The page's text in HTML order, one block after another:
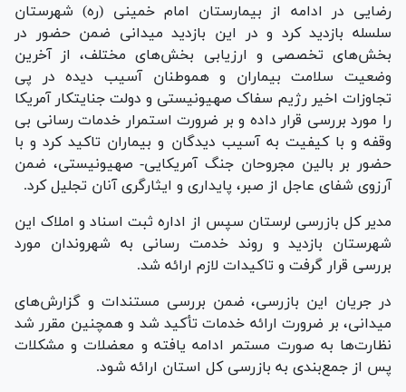
رضایی در ادامه از بیمارستان امام خمینی (ره) شهرستان
سلسله بازدید کرد و در این بازدید میدانی ضمن حضور در
بخش‌های تخصصی و ارزیابی بخش‌های مختلف، از آخرین
وضعیت سلامت بیماران و هموطنان آسیب دیده در پی
تجاوزات اخیر رژیم سفاک صهیونیستی و دولت جنایتکار آمریکا
را مورد بررسی قرار داده و بر ضرورت استمرار خدمات رسانی بی
وقفه و با کیفیت به آسیب دیدگان و بیماران تاکید کرد و با
حضور بر بالین مجروحان جنگ آمریکایی‌- صهیونیستی، ضمن
آرزوی شفای عاجل از صبر، پایداری و ایثارگری آنان تجلیل کرد.
مدیر کل بازرسی لرستان سپس از اداره ثبت اسناد و املاک این
شهرستان بازدید و روند خدمت رسانی به شهروندان مورد
بررسی قرار گرفت و تاکیدات لازم ارائه شد.
در جریان این بازرسی، ضمن بررسی مستندات و گزارش‌های
میدانی، بر ضرورت ارائه خدمات تأکید شد و همچنین مقرر شد
نظارت‌ها به صورت مستمر ادامه یافته و معضلات و مشکلات
پس از جمع‌بندی به بازرسی کل استان ارائه شود.